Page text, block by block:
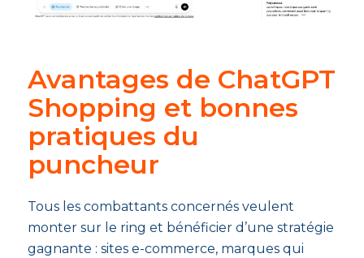
Avantages de ChatGPT
Shopping et bonnes
pratiques du
puncheur
Tous les combattants concernés veulent
monter sur le ring et bénéficier d’une stratégie
gagnante : sites e-commerce, marques qui